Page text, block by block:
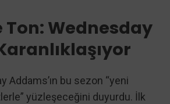
Ton: Wednesday
Addams’ın bu sezon “yeni
yüzleşeceğini duyurdu. İlk